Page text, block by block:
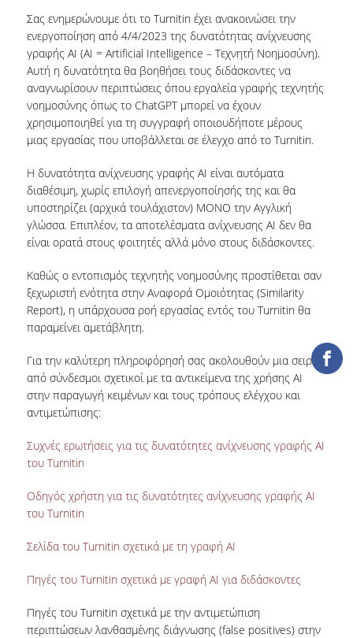
COLLECTIONS
PRINTED COLLECTIONS
ELECTRONIC
RESOURCES
DEPOSITORY LIBRARIES
SERVICES
BORROWING
INTERLIBRARY LOAN
COPYING – PRINTING
SERVICES
TOOLS
LIBRARY GUIDES
SCOPUS
SEARCH
INCITES JOURNAL
CITATION REPORTS
Σας ενημερώνουμε ότι το Turnitin έχει ανακοινώσει την
ενεργοποίηση από 4/4/2023 της δυνατότητας ανίχνευσης
γραφής AI (AI = Artificial Intelligence – Τεχνητή Νοημοσύνη).
Αυτή η δυνατότητα θα βοηθήσει τους διδάσκοντες να
αναγνωρίσουν περιπτώσεις όπου εργαλεία γραφής τεχνητής
νοημοσύνης όπως το ChatGPT μπορεί να έχουν
χρησιμοποιηθεί για τη συγγραφή οποιουδήποτε μέρους
μιας εργασίας που υποβάλλεται σε έλεγχο από το Τurnitin.
H δυνατότητα ανίχνευσης γραφής AI είναι αυτόματα
διαθέσιμη, χωρίς επιλογή απενεργοποίησής της και θα
υποστηρίζει (αρχικά τουλάχιστον) ΜΟΝΟ την Αγγλική
γλώσσα. Επιπλέον, τα αποτελέσματα ανίχνευσης AI δεν θα
είναι ορατά στους φοιτητές αλλά μόνο στους διδάσκοντες.
Καθώς ο εντοπισμός τεχνητής νοημοσύνης προστίθεται σαν
ξεχωριστή ενότητα στην Αναφορά Ομοιότητας (Similarity
Report), η υπάρχουσα ροή εργασίας εντός του Turnitin θα
παραμείνει αμετάβλητη.
Για την καλύτερη πληροφόρησή σας ακολουθούν μια σειρά
από σύνδεσμοι σχετικοί με τα αντικείμενα της χρήσης ΑΙ
στην παραγωγή κειμένων και τους τρόπους ελέγχου και
αντιμετώπισης:
Συχνές ερωτήσεις για τις δυνατότητες ανίχνευσης γραφής ΑΙ
του Turnitin
Οδηγός χρήστη για τις δυνατότητες ανίχνευσης γραφής ΑΙ
του Turnitin
Σελίδα του Turnitin σχετικά με τη γραφή ΑΙ
Πηγές του Turnitin σχετικά με γραφή ΑΙ για διδάσκοντες
Πηγές του Turnitin σχετικά με την αντιμετώπιση
περιπτώσεων λανθασμένης διάγνωσης (false positives) στην